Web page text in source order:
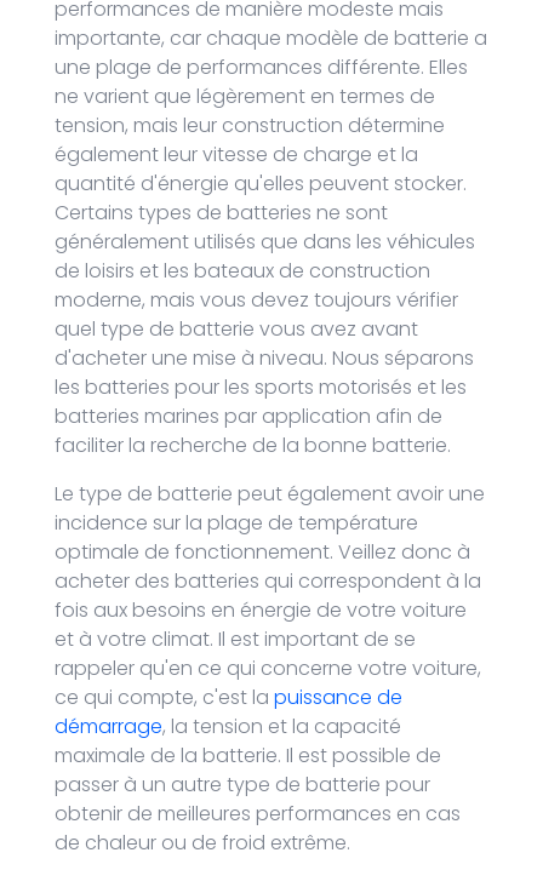
performances de manière modeste mais
importante, car chaque modèle de batterie a
une plage de performances différente. Elles
ne varient que légèrement en termes de
tension, mais leur construction détermine
également leur vitesse de charge et la
quantité d'énergie qu'elles peuvent stocker.
Certains types de batteries ne sont
généralement utilisés que dans les véhicules
de loisirs et les bateaux de construction
moderne, mais vous devez toujours vérifier
quel type de batterie vous avez avant
d'acheter une mise à niveau. Nous séparons
les batteries pour les sports motorisés et les
batteries marines par application afin de
faciliter la recherche de la bonne batterie.
Le type de batterie peut également avoir une
incidence sur la plage de température
optimale de fonctionnement. Veillez donc à
acheter des batteries qui correspondent à la
fois aux besoins en énergie de votre voiture
et à votre climat. Il est important de se
rappeler qu'en ce qui concerne votre voiture,
ce qui compte, c'est la puissance de
démarrage, la tension et la capacité
maximale de la batterie. Il est possible de
passer à un autre type de batterie pour
obtenir de meilleures performances en cas
de chaleur ou de froid extrême.